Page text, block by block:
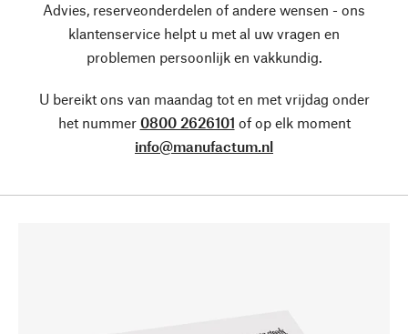
Advies, reserveonderdelen of andere wensen - ons
klantenservice helpt u met al uw vragen en
problemen persoonlijk en vakkundig.
U bereikt ons van maandag tot en met vrijdag onder
het nummer 0800 2626101 of op elk moment
info@manufactum.nl